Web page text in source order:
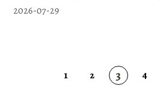
2026-07-29
1 2 3 4